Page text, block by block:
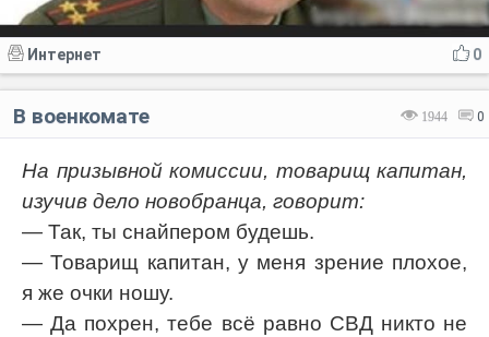
0
Интернет
1944 0
В военкомате
На призывной комиссии, товарищ капитан,
изучив дело новобранца, говорит:
— Так, ты снайпером будешь.
— Товарищ капитан, у меня зрение плохое,
я же очки ношу.
— Да похрен, тебе всё равно СВД никто не